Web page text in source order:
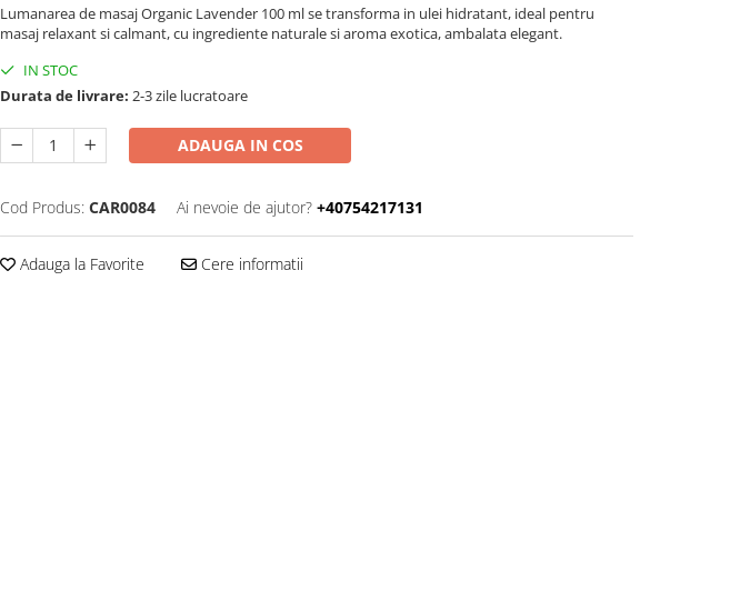
Lumanarea de masaj Organic Lavender 100 ml se transforma in ulei hidratant, ideal pentru
masaj relaxant si calmant, cu ingrediente naturale si aroma exotica, ambalata elegant.
IN STOC
Durata de livrare: 2-3 zile lucratoare
ADAUGA IN COS
Cod Produs: CAR0084 Ai nevoie de ajutor? +40754217131
Adauga la Favorite Cere informatii